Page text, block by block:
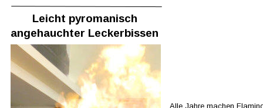
Leicht pyromanisch
angehauchter Leckerbissen
Alle Jahre machen